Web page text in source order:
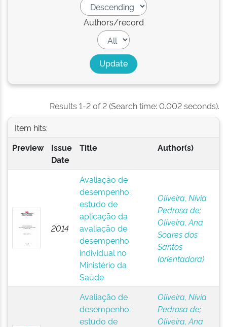
Authors/record
Results 1-2 of 2 (Search time: 0.002 seconds).
Item hits:
Preview
Issue
Date
Title Author(s)
2014
Avaliação de
desempenho:
estudo de
aplicação da
avaliação de
desempenho
individual no
Ministério da
Saúde
Oliveira, Nívia
Pedrosa de;
Oliveira, Ana
Soares dos
Santos
(orientadora)
Avaliação de
desempenho:
estudo de
Oliveira, Nívia
Pedrosa de;
Oliveira, Ana